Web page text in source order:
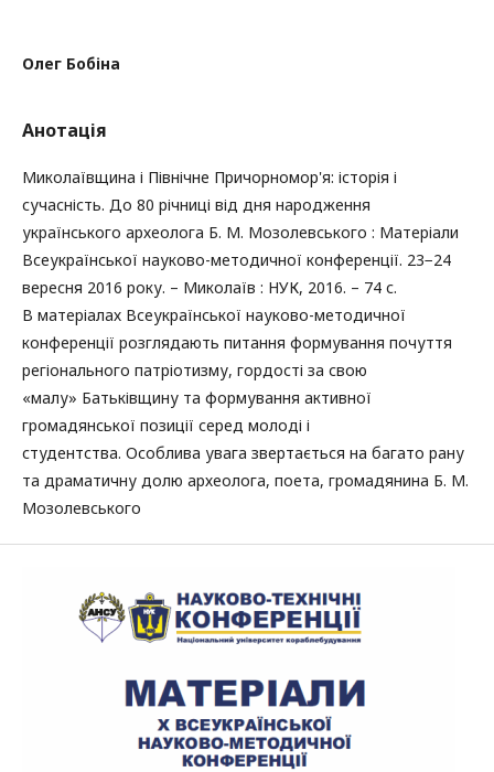
Олег Бобіна
Анотація
Миколаївщина і Північне Причорномор'я: історія і
сучасність. До 80 річниці від дня народження
українського археолога Б. М. Мозолевського : Матеріали
Всеукраїнської науково-методичної конференції. 23−24
вересня 2016 року. – Миколаїв : НУК, 2016. – 74 с.
В матеріалах Всеукраїнської науково-методичної
конференції розглядають питання формування почуття
регіонального патріотизму, гордості за свою
«малу» Батьківщину та формування активної
громадянської позиції серед молоді і
студентства. Особлива увага звертається на багато рану
та драматичну долю археолога, поета, громадянина Б. М.
Мозолевського